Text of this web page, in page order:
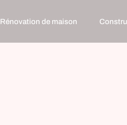
Rénovation de maison